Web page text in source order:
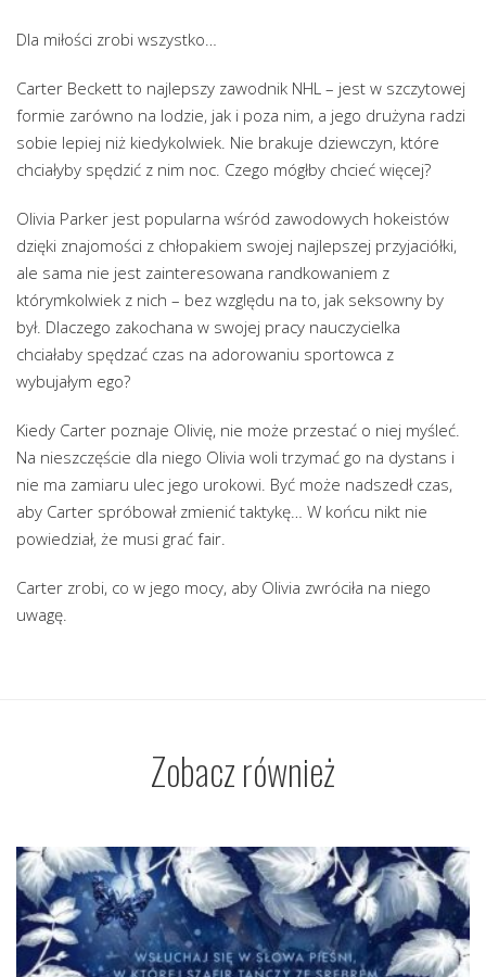
Dla miłości zrobi wszystko…
Carter Beckett to najlepszy zawodnik NHL – jest w szczytowej
formie zarówno na lodzie, jak i poza nim, a jego drużyna radzi
sobie lepiej niż kiedykolwiek. Nie brakuje dziewczyn, które
chciałyby spędzić z nim noc. Czego mógłby chcieć więcej?
Olivia Parker jest popularna wśród zawodowych hokeistów
dzięki znajomości z chłopakiem swojej najlepszej przyjaciółki,
ale sama nie jest zainteresowana randkowaniem z
którymkolwiek z nich – bez względu na to, jak seksowny by
był. Dlaczego zakochana w swojej pracy nauczycielka
chciałaby spędzać czas na adorowaniu sportowca z
wybujałym ego?
Kiedy Carter poznaje Olivię, nie może przestać o niej myśleć.
Na nieszczęście dla niego Olivia woli trzymać go na dystans i
nie ma zamiaru ulec jego urokowi. Być może nadszedł czas,
aby Carter spróbował zmienić taktykę… W końcu nikt nie
powiedział, że musi grać fair.
Carter zrobi, co w jego mocy, aby Olivia zwróciła na niego
uwagę.
Zobacz również